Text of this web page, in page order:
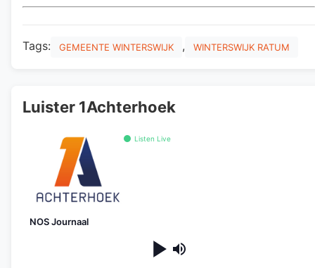
Tags: GEMEENTE WINTERSWIJK , WINTERSWIJK RATUM
Luister 1Achterhoek
Listen Live
NOS Journaal